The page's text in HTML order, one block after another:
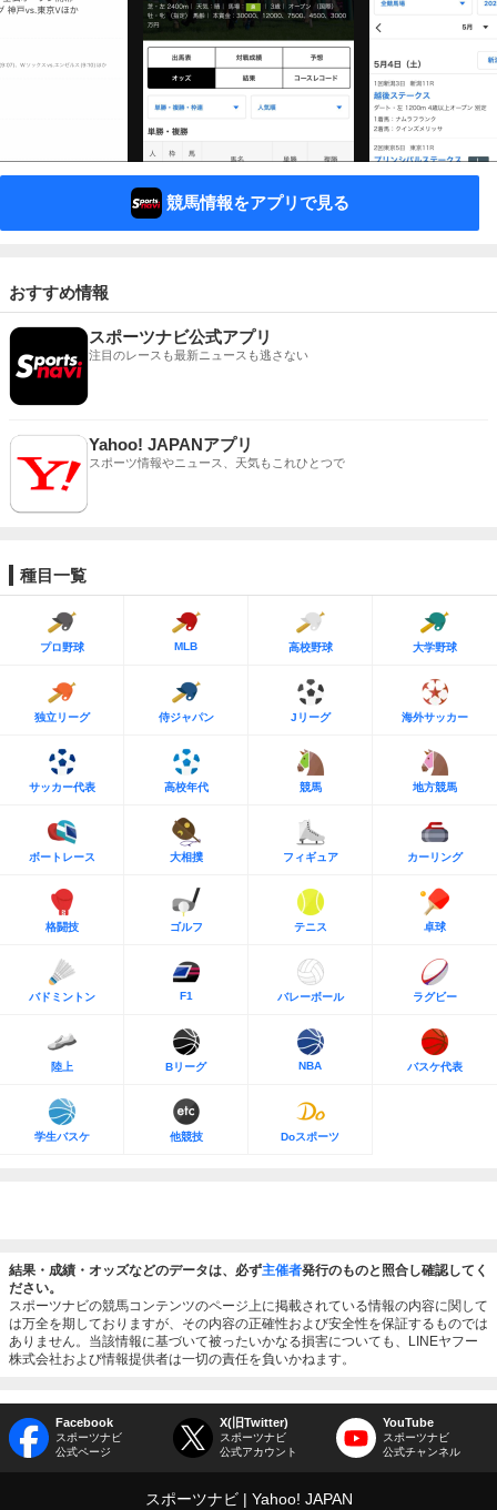
競馬情報をアプリで見る
おすすめ情報
スポーツナビ公式アプリ
注目のレースも最新ニュースも逃さない
Yahoo! JAPANアプリ
スポーツ情報やニュース、天気もこれひとつで
種目一覧
プロ野球 MLB 高校野球 大学野球
独立リーグ 侍ジャパン Jリーグ 海外サッカー
サッカー代表 高校年代 競馬 地方競馬
ボートレース 大相撲 フィギュア カーリング
格闘技 ゴルフ テニス 卓球
バドミントン F1 バレーボール ラグビー
陸上 Bリーグ NBA バスケ代表
学生バスケ 他競技 Doスポーツ
結果・成績・オッズなどのデータは、必ず主催者発行のものと照合し確認してく
ださい。
スポーツナビの競馬コンテンツのページ上に掲載されている情報の内容に関して
は万全を期しておりますが、その内容の正確性および安全性を保証するものでは
ありません。当該情報に基づいて被ったいかなる損害についても、LINEヤフー
株式会社および情報提供者は一切の責任を負いかねます。
Facebook
スポーツナビ
公式ページ
X(旧Twitter)
スポーツナビ
公式アカウント
YouTube
スポーツナビ
公式チャンネル
スポーツナビ Yahoo! JAPAN